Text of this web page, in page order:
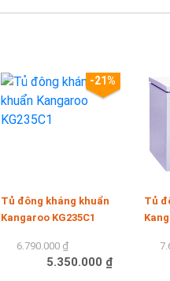
-21%
Tủ đông kháng khuẩn
Kangaroo KG235C1
6.790.000 ₫
5.350.000 ₫
Tủ